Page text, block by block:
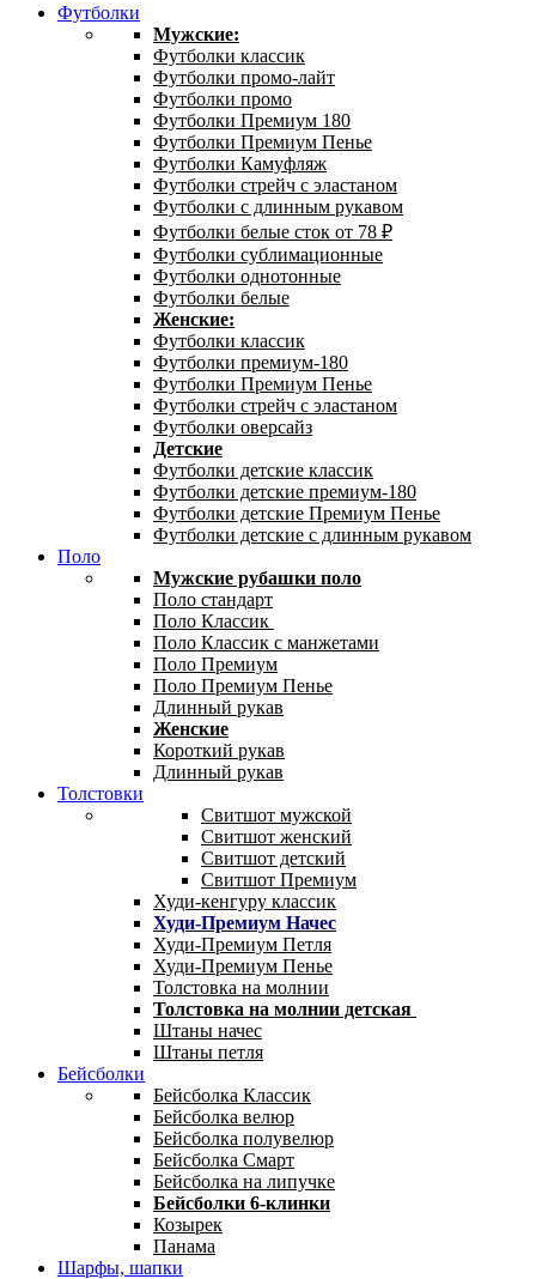
Футболки
Мужские:
Футболки классик
Футболки промо-лайт
Футболки промо
Футболки Премиум 180
Футболки Премиум Пенье
Футболки Камуфляж
Футболки стрейч с эластаном
Футболки с длинным рукавом
Футболки белые сток от 78 ₽
Футболки сублимационные
Футболки однотонные
Футболки белые
Женские:
Футболки классик
Футболки премиум-180
Футболки Премиум Пенье
Футболки стрейч с эластаном
Футболки оверсайз
Детские
Футболки детские классик
Футболки детские премиум-180
Футболки детские Премиум Пенье
Футболки детские с длинным рукавом
Поло
Мужские рубашки поло
Поло стандарт
Поло Классик
Поло Классик с манжетами
Поло Премиум
Поло Премиум Пенье
Длинный рукав
Женские
Короткий рукав
Длинный рукав
Толстовки
Свитшот мужской
Свитшот женский
Свитшот детский
Свитшот Премиум
Худи-кенгуру классик
Худи-Премиум Начес
Худи-Премиум Петля
Худи-Премиум Пенье
Толстовка на молнии
Толстовка на молнии детская
Штаны начес
Штаны петля
Бейсболки
Бейсболка Классик
Бейсболка велюр
Бейсболка полувелюр
Бейсболка Смарт
Бейсболка на липучке
Бейсболки 6-клинки
Козырек
Панама
Шарфы, шапки